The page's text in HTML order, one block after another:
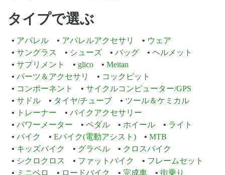
タイプで選ぶ
アパレル アパレルアクセサリ
ウェア
サングラス
シューズ バッグ
ヘルメット
サプリメント
glico
Meitan
パーツ＆アクセサリ
コックピット
コンポーネント
サイクルコンピューター/GPS
サドル
タイヤ/チューブ
ツール＆ケミカル
トレーナー
バイクアクセサリー
パワーメーター
ペダル ホイール
ライト
バイク
Eバイク(電動アシスト)
MTB
キッズバイク
グラベル
クロスバイク
シクロクロス
ファットバイク
フレームセット
ミニベロ
ロードバイク 完成車
街乗り